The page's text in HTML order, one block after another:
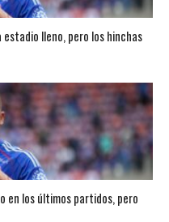
lleno, pero los hinchas
en los últimos partidos, pero